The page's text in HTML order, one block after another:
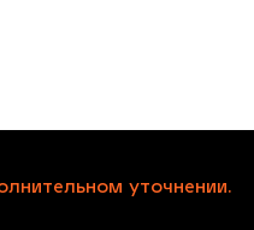
уточнении.